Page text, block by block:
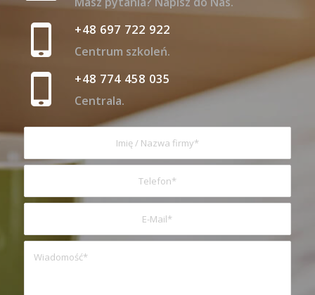
+48 697 722 922
Centrum szkoleń.
+48 774 458 035
Centrala.